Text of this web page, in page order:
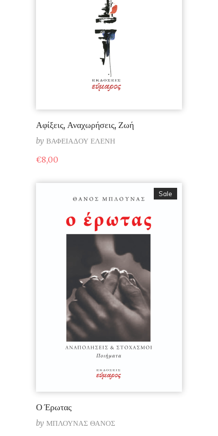
Αφίξεις, Αναχωρήσεις, Ζωή
by ΒΑΦΕΙΑΔΟΥ ΕΛΕΝΗ
€8,00
Sale
Ο Έρωτας
by ΜΠΛΟΥΝΑΣ ΘΑΝΟΣ